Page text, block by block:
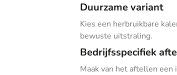
Duurzame variant
Kies een herbruikbare
bewuste uitstraling.
Bedrijfsspecifiek
Maak van het aftellen een